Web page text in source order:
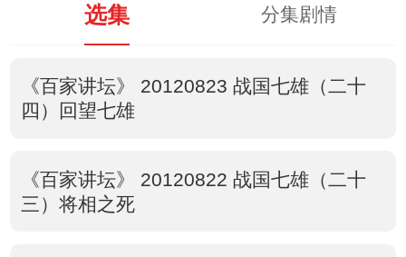
选集 分集剧情
《百家讲坛》 20120823 战国七雄（二十
四）回望七雄
《百家讲坛》 20120822 战国七雄（二十
三）将相之死